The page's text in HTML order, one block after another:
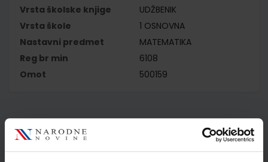
Vrsta školske knjige
UDŽBENIK
Vrsta škole
1 OSNOVNA
Nastavni predmet
MATEMATIKA
Reg br min
6108
Omot
500159
Kupci najčešće biraju..